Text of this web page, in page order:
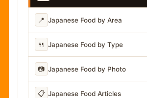
📍 Japanese Food by Area
🍴 Japanese Food by Type
📷 Japanese Food by Photo
📋 Japanese Food Articles